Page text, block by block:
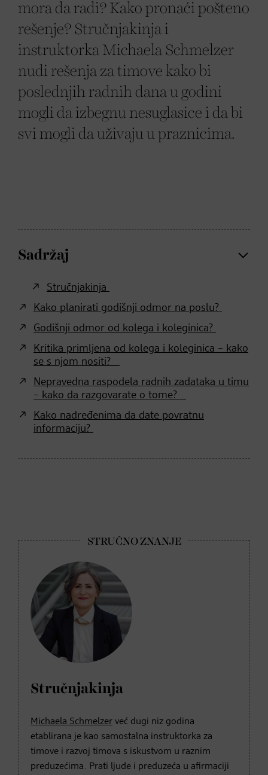
mora da radi? Kako pronaći pošteno
rešenje? Stručnjakinja i
instruktorka Michaela Schmelzer
nudi rešenja za timove kako bi
poslednjih radnih dana u godini
mogli da izbegnu nesuglasice i da bi
svi mogli da uživaju u praznicima.
Sadržaj
Stručnjakinja
Kako planirati godišnji odmor na poslu?
Godišnji odmor od kolega i koleginica?
Kritika primljena od kolega i koleginica – kako
se s njom nositi?
Nepravedna raspodela radnih zadataka u timu
– kako da razgovarate o tome?
Kako nadređenima da date povratnu
informaciju?
Stručnjakinja
Michaela Schmelzer već dugi niz godina
etablirana je kao samostalna instruktorka za
timove i razvoj timova s iskustvom u raznim
preduzećima. Prati ljude i preduzeća u afirmaciji